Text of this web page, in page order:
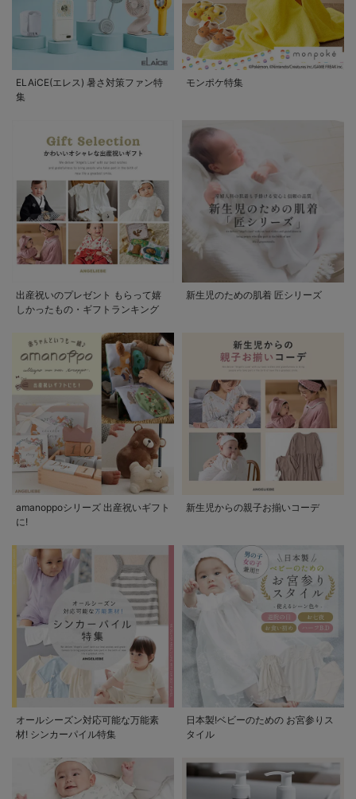
ELAiCE(エレス) 暑さ対策ファン特
集
モンポケ特集
出産祝いのプレゼント もらって嬉
しかったもの・ギフトランキング
新生児のための肌着 匠シリーズ
amanoppoシリーズ 出産祝いギフト
に!
新生児からの親子お揃いコーデ
オールシーズン対応可能な万能素
材! シンカーパイル特集
日本製!ベビーのための お宮参りス
タイル